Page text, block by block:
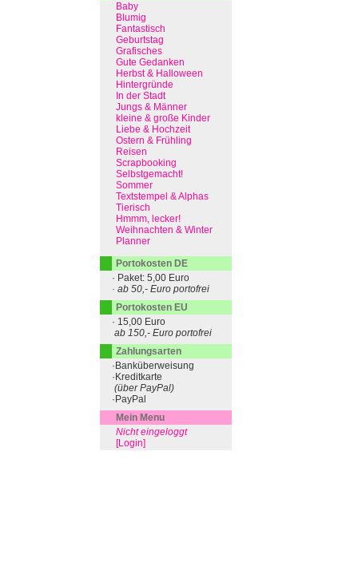
Baby
Blumig
Fantastisch
Geburtstag
Grafisches
Gute Gedanken
Herbst & Halloween
Hintergründe
In der Stadt
Jungs & Männer
kleine & große Kinder
Liebe & Hochzeit
Ostern & Frühling
Reisen
Scrapbooking
Selbstgemacht!
Sommer
Textstempel & Alphas
Tierisch
Hmmm, lecker!
Weihnachten & Winter
Planner
Portokosten DE
· Paket: 5,00 Euro
· ab 50,- Euro portofrei
Portokosten EU
· 15,00 Euro
ab 150,- Euro portofrei
Zahlungsarten
·Banküberweisung
·Kreditkarte
(über PayPal)
·PayPal
Mein Menu
Nicht eingeloggt
[Login]